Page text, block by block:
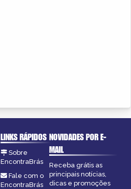
LINKS RÁPIDOS
Sobre
EncontraBrás
Fale com o
EncontraBrás
NOVIDADES POR E-
MAIL
Receba grátis as
principais notícias,
dicas e promoções